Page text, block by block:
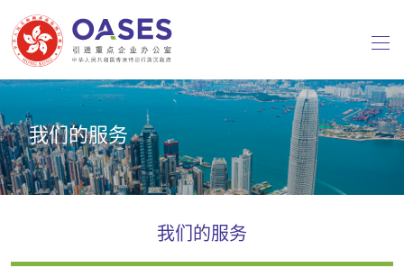
我们的服务
我们的服务